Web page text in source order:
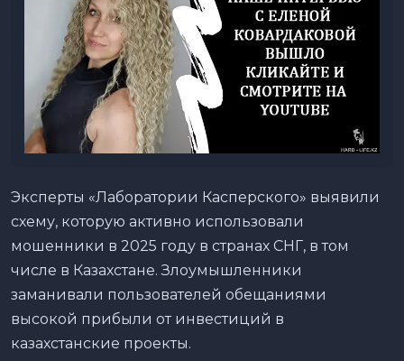
Эксперты «Лаборатории Касперского» выявили
схему, которую активно использовали
мошенники в 2025 году в странах СНГ, в том
числе в Казахстане. Злоумышленники
заманивали пользователей обещаниями
высокой прибыли от инвестиций в
казахстанские проекты.